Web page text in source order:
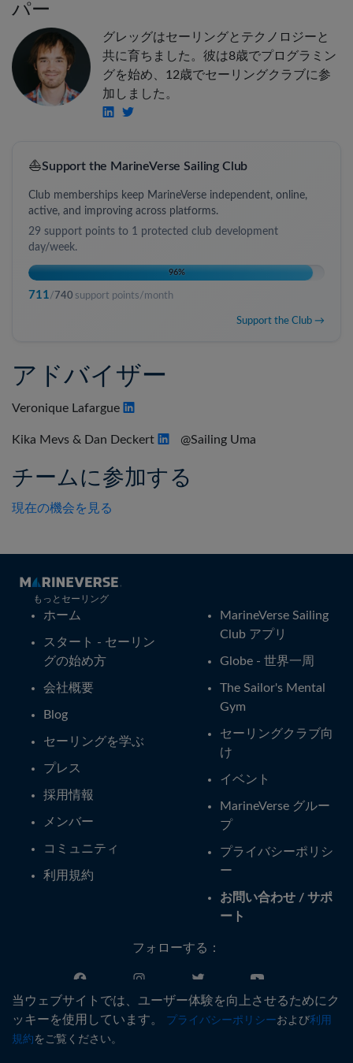
パー
グレッグはセーリングとテクノロジーと
共に育ちました。彼は8歳でプログラミン
グを始め、12歳でセーリングクラブに参
加しました。
⛵Support the MarineVerse Sailing Club
Club memberships keep MarineVerse independent, online,
active, and improving across platforms.
29 support points to 1 protected club development
day/week.
96%
711/ 740 support points/month
Support the Club →
アドバイザー
Veronique Lafargue
Kika Mevs & Dan Deckert @Sailing Uma
チームに参加する
現在の機会を見る
もっとセーリング
ホーム
スタート - セーリン
グの始め方
会社概要
Blog
セーリングを学ぶ
プレス
採用情報
メンバー
コミュニティ
利用規約
MarineVerse Sailing
Club アプリ
Globe - 世界一周
The Sailor's Mental
Gym
セーリングクラブ向
け
イベント
MarineVerse グルー
プ
プライバシーポリシ
ー
お問い合わせ / サポ
ート
フォローする：
日本語
当ウェブサイトでは、ユーザー体験を向上させるためにク
ッキーを使用しています。
プライバシーポリシーおよび利用
規約 をご覧ください。